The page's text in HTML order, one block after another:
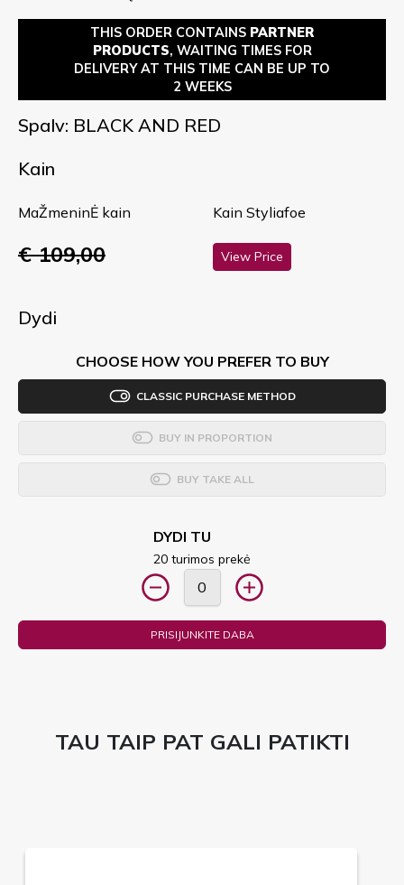
THIS ORDER CONTAINS PARTNER
PRODUCTS, WAITING TIMES FOR
DELIVERY AT THIS TIME CAN BE UP TO
2 WEEKS
Spalv: BLACK AND RED
Kain
MaŽmeninĖ kain
€ 109,00
Kain Styliafoe
View Price
Dydi
CHOOSE HOW YOU PREFER TO BUY
CLASSIC PURCHASE METHOD
BUY IN PROPORTION
BUY TAKE ALL
DYDI TU
20 turimos prekė
PRISIJUNKITE DABA
TAU TAIP PAT GALI PATIKTI